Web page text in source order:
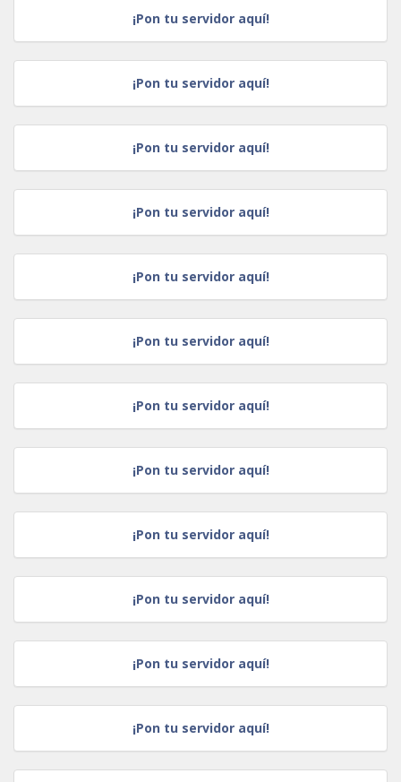
¡Pon tu servidor aquí!
¡Pon tu servidor aquí!
¡Pon tu servidor aquí!
¡Pon tu servidor aquí!
¡Pon tu servidor aquí!
¡Pon tu servidor aquí!
¡Pon tu servidor aquí!
¡Pon tu servidor aquí!
¡Pon tu servidor aquí!
¡Pon tu servidor aquí!
¡Pon tu servidor aquí!
¡Pon tu servidor aquí!